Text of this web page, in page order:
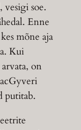
vesigi soe.
Enne
mõne aja
Kui
on
putitab.